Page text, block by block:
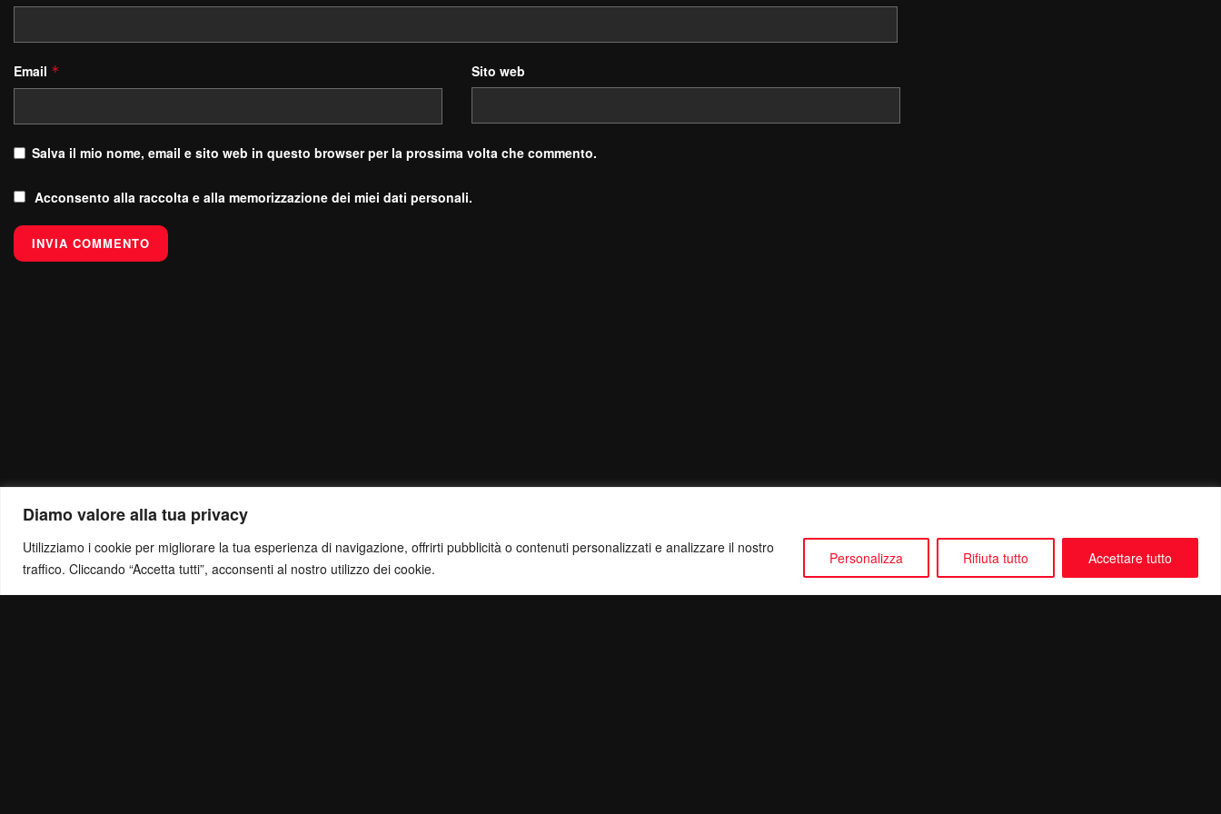
Diamo valore alla tua privacy
Utilizziamo i cookie per migliorare la tua esperienza di navigazione, offrirti pubblicità o contenuti personalizzati e analizzare il nostro
traffico. Cliccando “Accetta tutti”, acconsenti al nostro utilizzo dei cookie.
Personalizza Rifiuta tutto Accettare tutto
Email * Sito web
Salva il mio nome, email e sito web in questo browser per la prossima volta che commento.
Acconsento alla raccolta e alla memorizzazione dei miei dati personali.